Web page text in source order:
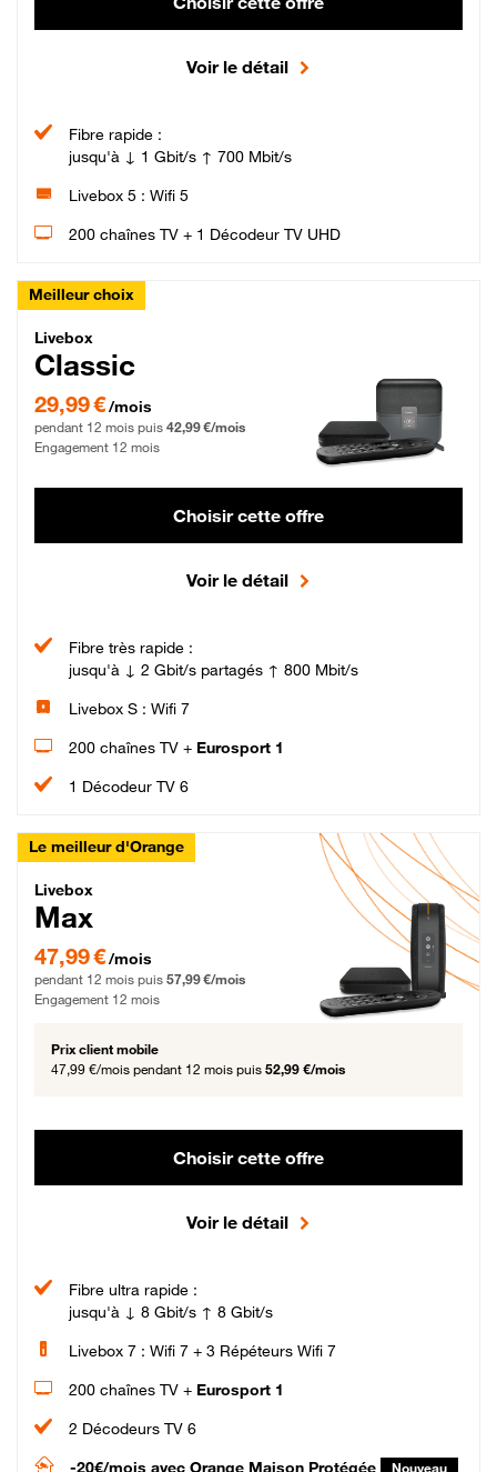
Voir le détail
Fibre rapide :
jusqu'à ↓ 1 Gbit/s ↑ 700 Mbit/s
Livebox 5 : Wifi 5
200 chaînes TV + 1 Décodeur TV UHD
Meilleur choix
Livebox Classic Fibre
Livebox
Classic
29,99 € par mois pendant 12 mois puis 42,99 € par mois, Engagement 12 mois
29,99 €/mois
pendant 12 mois puis 42,99 €/mois
Engagement 12 mois
Choisir cette offre
Voir le détail
Fibre très rapide :
jusqu'à ↓ 2 Gbit/s partagés ↑ 800 Mbit/s
Livebox S : Wifi 7
200 chaînes TV + Eurosport 1
1 Décodeur TV 6
Le meilleur d'Orange
Livebox Max Fibre
Livebox
Max
47,99 € par mois pendant 12 mois puis 57,99 € par mois, Engagement 12 mois
47,99 €/mois
pendant 12 mois puis 57,99 €/mois
Engagement 12 mois
Prix client mobile
47,99 €/mois pendant 12 mois puis 52,99 €/mois
Choisir cette offre
Voir le détail
Fibre ultra rapide :
jusqu'à ↓ 8 Gbit/s ↑ 8 Gbit/s
Livebox 7 : Wifi 7 + 3 Répéteurs Wifi 7
200 chaînes TV + Eurosport 1
2 Décodeurs TV 6
-20€/mois avec Orange Maison Protégée Nouveau